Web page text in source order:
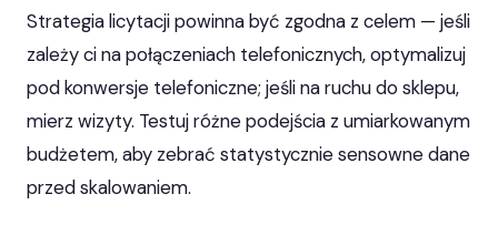
Strategia licytacji powinna być zgodna z celem — jeśli
zależy ci na połączeniach telefonicznych, optymalizuj
pod konwersje telefoniczne; jeśli na ruchu do sklepu,
mierz wizyty. Testuj różne podejścia z umiarkowanym
budżetem, aby zebrać statystycznie sensowne dane
przed skalowaniem.